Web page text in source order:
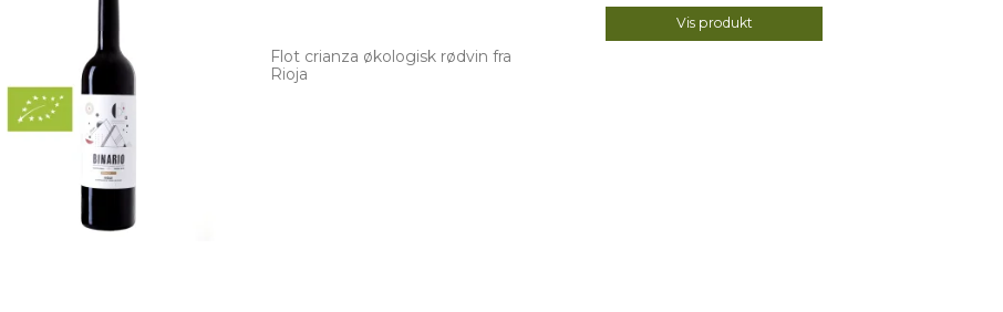
Flot crianza økologisk rødvin fra
Rioja
Vis produkt